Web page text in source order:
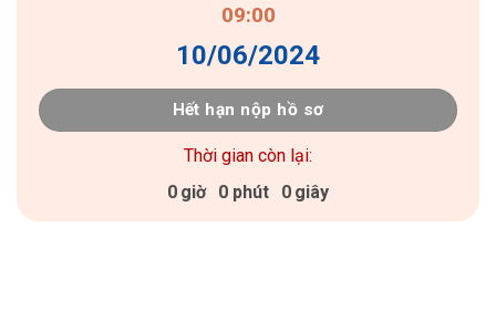
09:00
10/06/2024
Hết hạn nộp hồ sơ
Thời gian còn lại:
0 giờ 0 phút 0 giây